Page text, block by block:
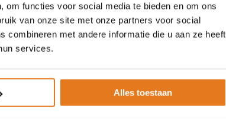
functies voor social media te bieden en om ons
van onze site met onze partners voor social
combineren met andere informatie die u aan ze heeft
services.
Alles toestaan